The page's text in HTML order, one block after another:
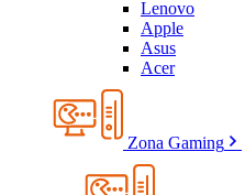
Lenovo
Apple
Asus
Acer
Zona Gaming